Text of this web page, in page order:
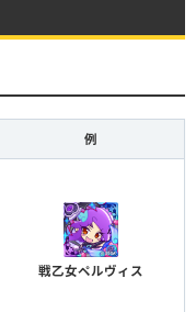
例
戦乙女ペルヴィス